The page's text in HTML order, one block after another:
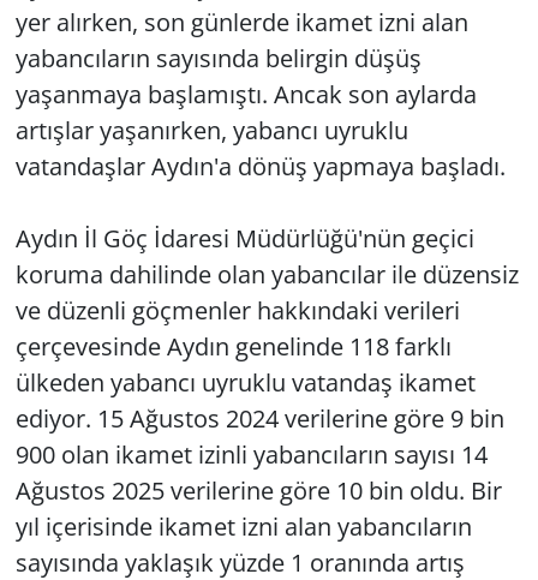
yer alırken, son günlerde ikamet izni alan
yabancıların sayısında belirgin düşüş
yaşanmaya başlamıştı. Ancak son aylarda
artışlar yaşanırken, yabancı uyruklu
vatandaşlar Aydın'a dönüş yapmaya başladı.
Aydın İl Göç İdaresi Müdürlüğü'nün geçici
koruma dahilinde olan yabancılar ile düzensiz
ve düzenli göçmenler hakkındaki verileri
çerçevesinde Aydın genelinde 118 farklı
ülkeden yabancı uyruklu vatandaş ikamet
ediyor. 15 Ağustos 2024 verilerine göre 9 bin
900 olan ikamet izinli yabancıların sayısı 14
Ağustos 2025 verilerine göre 10 bin oldu. Bir
yıl içerisinde ikamet izni alan yabancıların
sayısında yaklaşık yüzde 1 oranında artış